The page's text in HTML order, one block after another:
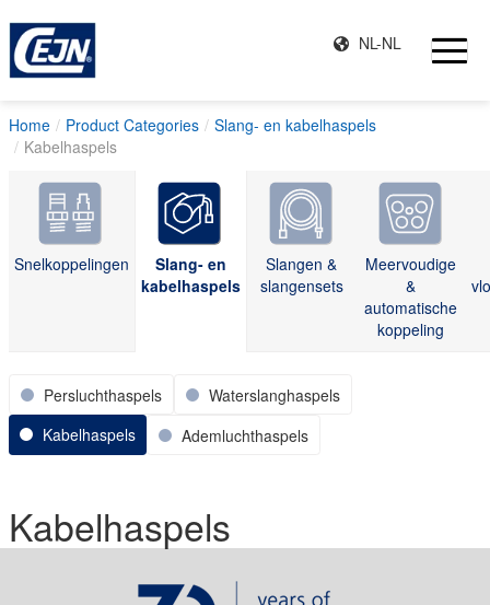
NL-NL
Home Product Categories
Slang- en kabelhaspels
Kabelhaspels
Snelkoppelingen
Slang- en
kabelhaspels
Slangen &
slangensets
Meervoudige
&
automatische
koppeling
Persluchthaspels
Waterslanghaspels
Kabelhaspels
Ademluchthaspels
Kabelhaspels